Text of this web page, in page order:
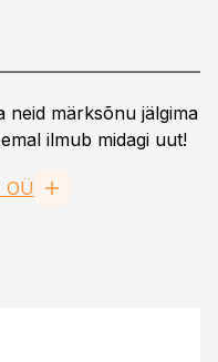
neid märksõnu jälgima
ilmub midagi uut!
OÜ